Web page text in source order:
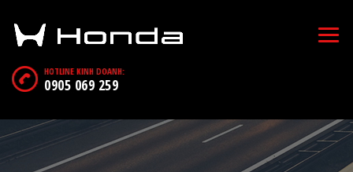
HOTLINE KINH DOANH:
0905 069 259